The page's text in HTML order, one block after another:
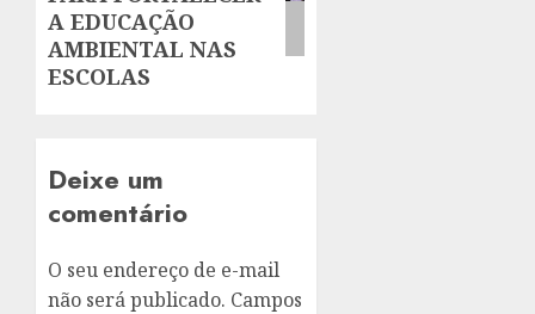
A EDUCAÇÃO
AMBIENTAL NAS
ESCOLAS
Deixe um
comentário
O seu endereço de e-mail
não será publicado. Campos